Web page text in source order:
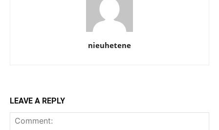
nieuhetene
LEAVE A REPLY